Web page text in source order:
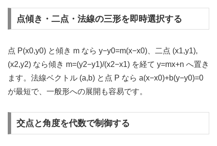
点傾き・二点・法線の三形を即時選択する
点 P(x0,y0) と傾き m なら y−y0=m(x−x0)、二点 (x1,y1),
(x2,y2) なら傾き m=(y2−y1)/(x2−x1) を経て y=mx+n へ置き
ます。法線ベクトル (a,b) と点 P なら a(x−x0)+b(y−y0)=0
が最短で、一般形への展開も容易です。
交点と角度を代数で制御する